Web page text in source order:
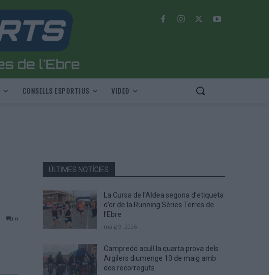
CONSELLS ESPORTIUS VIDEO
0
ÚLTIMES NOTÍCIES
La Cursa de l’Aldea segona d’etiqueta
d’or de la Running Sèries Terres de
l’Ebre
maig 9, 2026
Campredó acull la quarta prova dels
Argilers diumenge 10 de maig amb
dos recorreguts